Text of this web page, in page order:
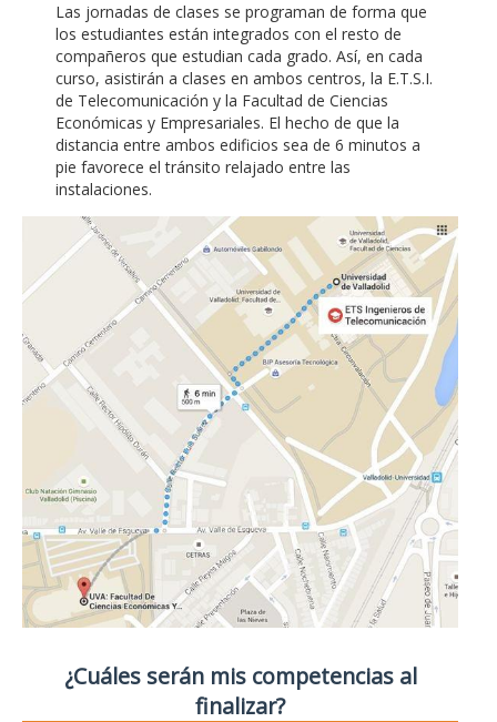
Las jornadas de clases se programan de forma que
los estudiantes están integrados con el resto de
compañeros que estudian cada grado. Así, en cada
curso, asistirán a clases en ambos centros, la E.T.S.I.
de Telecomunicación y la Facultad de Ciencias
Económicas y Empresariales. El hecho de que la
distancia entre ambos edificios sea de 6 minutos a
pie favorece el tránsito relajado entre las
instalaciones.
¿Cuáles serán mis competencias al
finalizar?